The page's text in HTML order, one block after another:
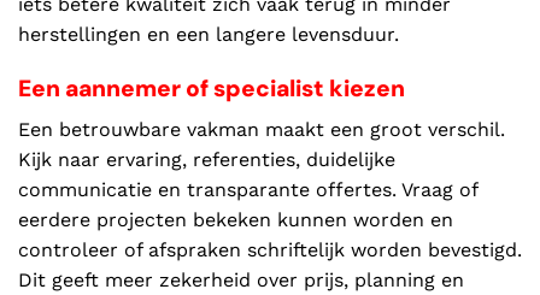
herstellingen en een langere levensduur.
Een aannemer of specialist kiezen
Een betrouwbare vakman maakt een groot verschil.
Kijk naar ervaring, referenties, duidelijke
communicatie en transparante offertes. Vraag of
eerdere projecten bekeken kunnen worden en
controleer of afspraken schriftelijk worden bevestigd.
Dit geeft meer zekerheid over prijs, planning en